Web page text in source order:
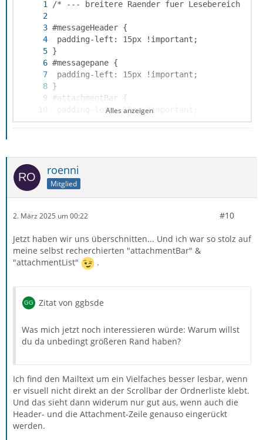
}
Alles anzeigen
roenni
Mitglied
2. März 2025 um 00:22 #10
Jetzt haben wir uns überschnitten... Und ich war so stolz auf
meine selbst recherchierten "attachmentBar" &
"attachmentList"
.
Zitat von ggbsde
Was mich jetzt noch interessieren würde: Warum willst
du da unbedingt größeren Rand haben?
Ich find den Mailtext um ein Vielfaches besser lesbar, wenn
er visuell nicht direkt an der Scrollbar der Ordnerliste klebt.
Und das sieht dann widerum nur gut aus, wenn auch die
Header- und die Attachment-Zeile genauso eingerückt
werden.